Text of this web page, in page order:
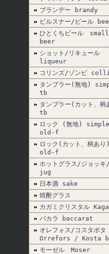
ブランデー brandy
ピルスナー/ビール
ひとくちビール small
beer
ショット/リキュール
liqueur
コリンズ/ゾンビ
タンブラー(無地)
tb
タンブラー(カット、柄
tb
ロック (無地) simple
old-f
ロック(カット、柄あり)
old-f
ホットグラス/ジョッキ
jug
日本酒 sake
焼酎グラス
カガミクリスタル
バカラ baccarat
オレフォス/コスタボタ
Orrefors / Kosta
モーゼル Moser